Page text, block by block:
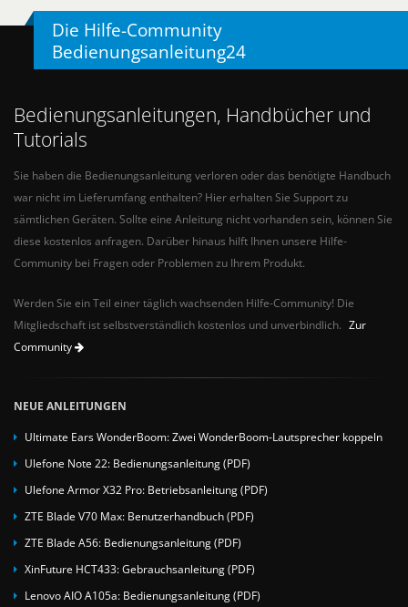
Die Hilfe-Community
Bedienungsanleitung24
Bedienungsanleitungen, Handbücher und
Tutorials
Sie haben die Bedienungsanleitung verloren oder das benötigte Handbuch
war nicht im Lieferumfang enthalten? Hier erhalten Sie Support zu
sämtlichen Geräten. Sollte eine Anleitung nicht vorhanden sein, können Sie
diese kostenlos anfragen. Darüber hinaus hilft Ihnen unsere Hilfe-
Community bei Fragen oder Problemen zu Ihrem Produkt.
Werden Sie ein Teil einer täglich wachsenden Hilfe-Community! Die
Mitgliedschaft ist selbstverständlich kostenlos und unverbindlich. Zur
Community
NEUE ANLEITUNGEN
Ultimate Ears WonderBoom: Zwei WonderBoom-Lautsprecher koppeln
Ulefone Note 22: Bedienungsanleitung (PDF)
Ulefone Armor X32 Pro: Betriebsanleitung (PDF)
ZTE Blade V70 Max: Benutzerhandbuch (PDF)
ZTE Blade A56: Bedienungsanleitung (PDF)
XinFuture HCT433: Gebrauchsanleitung (PDF)
Lenovo AIO A105a: Bedienungsanleitung (PDF)